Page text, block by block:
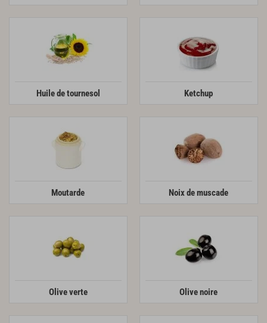
Huile de tournesol Ketchup
Moutarde Noix de muscade
Olive verte Olive noire